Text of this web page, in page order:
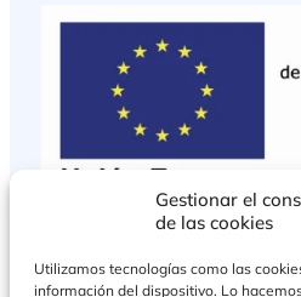
Gestionar el
de las cookies
Utilizamos tecnologías como las
información del dispositivo. Lo